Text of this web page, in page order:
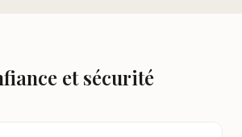
et sécurité